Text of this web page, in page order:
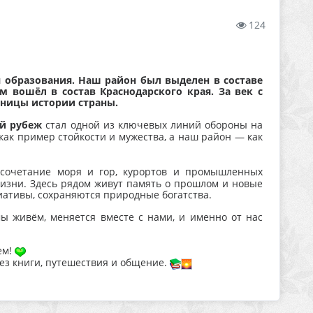
124
образования. Наш район был выделен в составе
вошёл в состав Краснодарского края. За век с
истории страны.
рубеж стал одной из ключевых линий обороны на
пример стойкости и мужества, а наш район — как
моря и гор, курортов и промышленных
Здесь рядом живут память о прошлом и новые
сохраняются природные богатства.
живём, меняется вместе с нами, и именно от нас
книги, путешествия и общение.